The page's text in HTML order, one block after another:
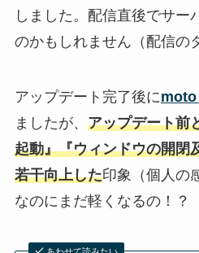
しました。配信直後でサー
のかもしれません（配信の
アップデート完了後にmoto
ましたが、 アップデート前
起動』『ウィンドウの開閉
若干向上した印象（個人の
なのにまだ軽くなるの！？